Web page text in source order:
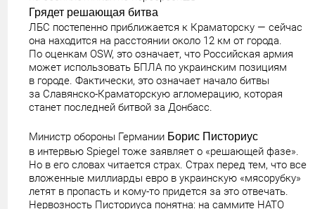
Грядет решающая битва
ЛБС постепенно приближается к Краматорску — сейчас
она находится на расстоянии около 12 км от города.
По оценкам OSW, это означает, что Российская армия
может использовать БПЛА по украинским позициям
в городе. Фактически, это означает начало битвы
за Славянско-Краматорскую агломерацию, которая
станет последней битвой за Донбасс.
Министр обороны Германии Борис Писториус
в интервью Spiegel тоже заявляет о «решающей фазе».
Но в его словах читается страх. Страх перед тем, что все
вложенные миллиарды евро в украинскую «мясорубку»
летят в пропасть и кому-то придется за это отвечать.
Нервозность Писториуса понятна: на саммите НАТО